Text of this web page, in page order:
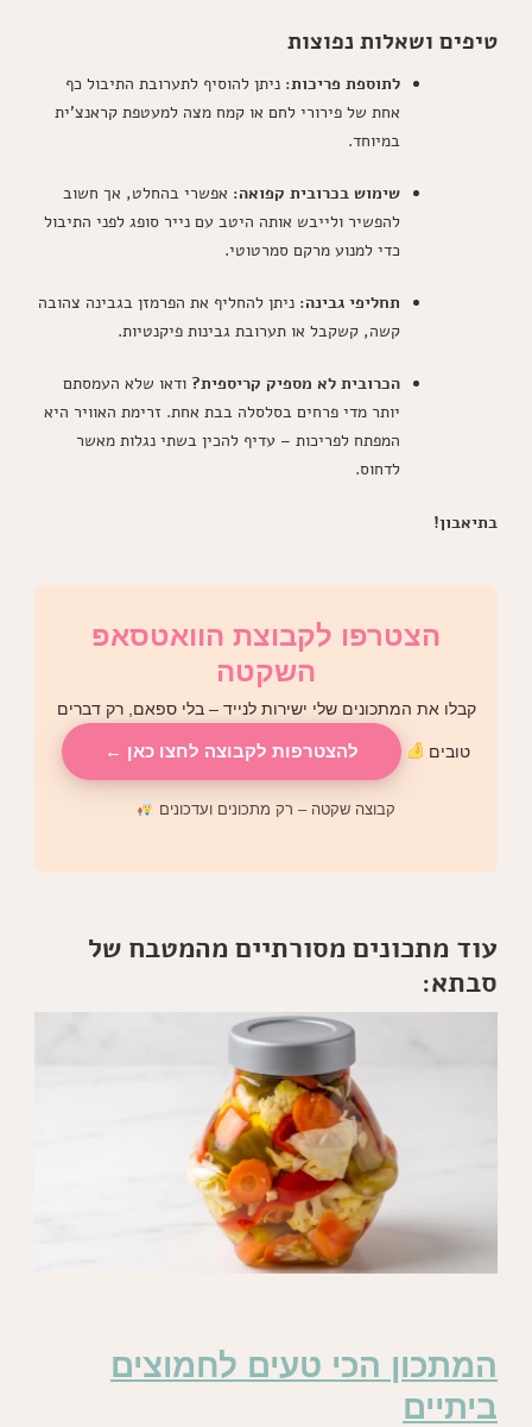
טיפים ושאלות נפוצות
לתוספת פריכות: ניתן להוסיף לתערובת התיבול כף
אחת של פירורי לחם או קמח מצה למעטפת קראנצ'ית
במיוחד.
שימוש בכרובית קפואה: אפשרי בהחלט, אך חשוב
להפשיר ולייבש אותה היטב עם נייר סופג לפני התיבול
כדי למנוע מרקם סמרטוטי.
תחליפי גבינה: ניתן להחליף את הפרמזן בגבינה צהובה
קשה, קשקבל או תערובת גבינות פיקנטיות.
הכרובית לא מספיק קריספית? ודאו שלא העמסתם
יותר מדי פרחים בסלסלה בבת אחת. זרימת האוויר היא
המפתח לפריכות – עדיף להכין בשתי נגלות מאשר
לדחוס.
בתיאבון!
הצטרפו לקבוצת הוואטסאפ
השקטה
קבלו את המתכונים שלי ישירות לנייד – בלי ספאם, רק דברים
טובים להצטרפות לקבוצה לחצו כאן ←
קבוצה שקטה – רק מתכונים ועדכונים
עוד מתכונים מסורתיים מהמטבח של
סבתא:
המתכון הכי טעים לחמוצים
ביתיים